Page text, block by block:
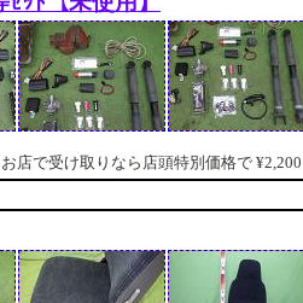
お店で受け取りなら店頭特別価格で ¥2,200